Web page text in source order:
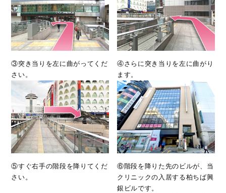
③突き当りを左に曲がってくだ
さい。
④さらに突き当りを左に曲がり
ます。
⑤すぐ右手の階段を降りてくだ
さい。
⑥階段を降りた先のビルが、当
クリニックの入居する柏ちば興
銀ビルです。